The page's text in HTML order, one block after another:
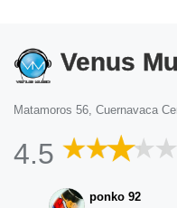
Venus
Matamoros 56, Cuernavaca
4.5
ponko 92